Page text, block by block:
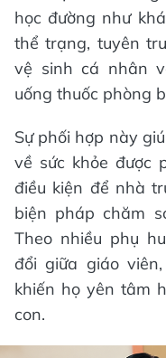
học đường như
thể trạng, tuyên
vệ sinh cá nhân
uống thuốc phòng
Sự phối hợp này
về sức khỏe được
điều kiện để nhà
biện pháp chăm
Theo nhiều phụ
đổi giữa giáo
khiến họ yên tâm
con.